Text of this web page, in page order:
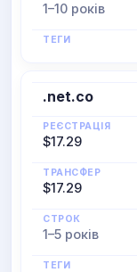
1–10 років
ТЕГИ
.net.co
РЕЄСТРАЦІЯ
$17.29
ТРАНСФЕР
$17.29
СТРОК
1–5 років
ТЕГИ